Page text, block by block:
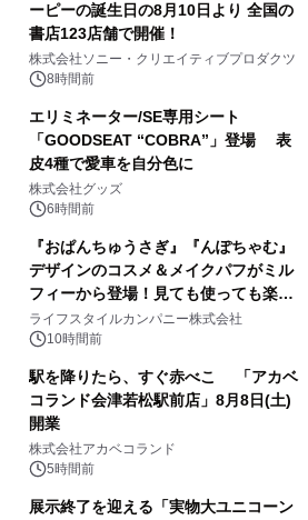
ーピーの誕生日の8月10日より 全国の
書店123店舗で開催！
株式会社ソニー・クリエイティブプロダクツ
8時間前
エリミネーター/SE専用シート
「GOODSEAT “COBRA”」登場 表
皮4種で愛車を自分色に
株式会社グッズ
6時間前
『おぱんちゅうさぎ』『んぽちゃむ』
デザインのコスメ＆メイクパフがミル
フィーから登場！見ても使っても楽し
い、ポップでキュートなコレクショ
ン。
ライフスタイルカンパニー株式会社
10時間前
駅を降りたら、すぐ赤べこ 「アカベ
コランド会津若松駅前店」8月8日(土)
開業
株式会社アカベコランド
5時間前
展示終了を迎える「実物大ユニコーン